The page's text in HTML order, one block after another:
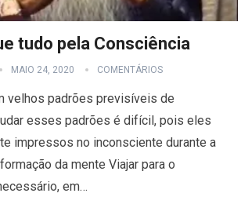
tudo pela Consciência
MAIO 24, 2020 COMENTÁRIOS
velhos padrões previsíveis de
esses padrões é difícil, pois eles
impressos no inconsciente durante a
da mente Viajar para o
em…